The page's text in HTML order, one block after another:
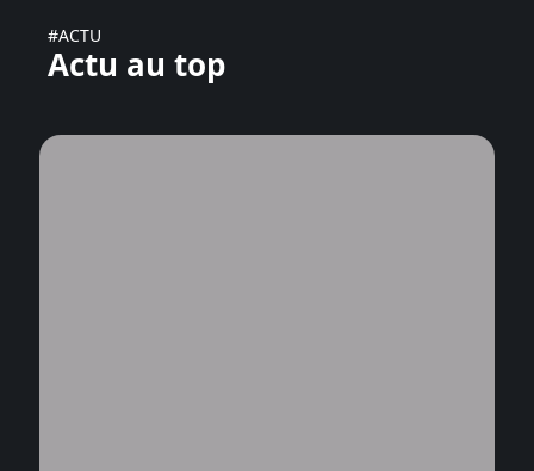
#ACTU
Actu au top